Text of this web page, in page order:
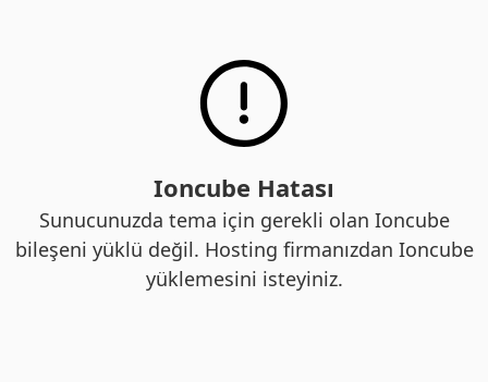
Ioncube Hatası
Sunucunuzda tema için gerekli olan Ioncube
bileşeni yüklü değil. Hosting firmanızdan Ioncube
yüklemesini isteyiniz.